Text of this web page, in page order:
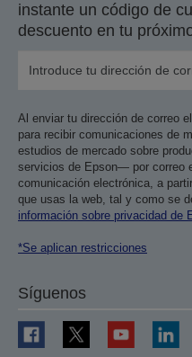
instante un código de
descuento en tu
Al enviar tu dirección de correo
para recibir comunicaciones de
estudios de mercado sobre
servicios de Epson— por correo
comunicación electrónica, a
que usas la web, tal y como se
información sobre privacidad de
*Se aplican restricciones
Síguenos